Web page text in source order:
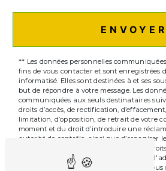
ENVOYER
** Les données personnelles
fins de vous contacter et sont enregistrées
informatisé. Elles sont destinées à et ses
but de répondre à votre message. Les
communiquées aux seuls destinataires
droits d’accès, de rectification,
limitation, d’opposition, de retrait de votre
moment et du droit d’introduire une
autorité de contrôle, ainsi que d’organiser
post-mortem. Vous pouvez exercer ces
l'adresse ou par courrier électronique à
d'identité pourra vous être demandé. Nous